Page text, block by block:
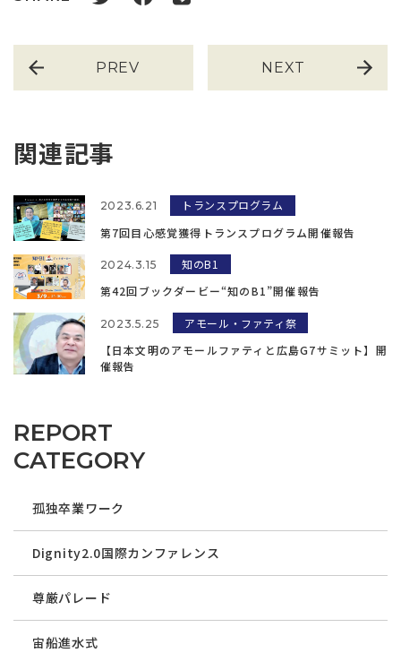
PREV NEXT
関連記事
2023.6.21
トランスプログラム
第7回目心感覚獲得トランスプログラム開催報告
2024.3.15
知のB1
第42回ブックダービー“知のB1”開催報告
2023.5.25
アモール・ファティ祭
【日本文明のアモールファティと広島G7サミット】開
催報告
REPORT
CATEGORY
孤独卒業ワーク
Dignity2.0国際カンファレンス
尊厳パレード
宙船進水式